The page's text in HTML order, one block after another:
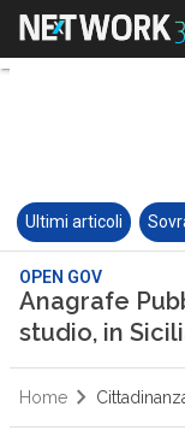
Ultimi articoli
OPEN GOV
Anagrafe
studio, in
Home